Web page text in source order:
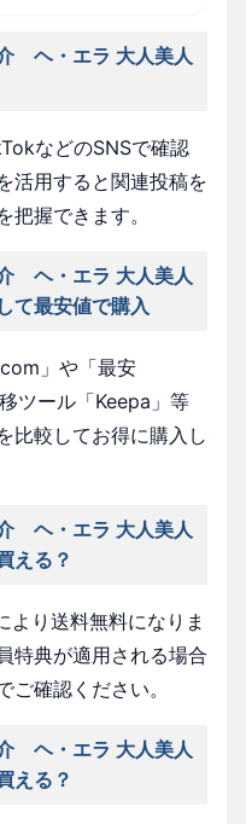
ヘ・エラ 大人美人
などのSNSで確認
活用すると関連投稿を
把握できます。
ヘ・エラ 大人美人
て最安値で購入
」や「最安
ツール「Keepa」等
比較してお得に購入し
ヘ・エラ 大人美人
える？
り送料無料になりま
特典が適用される場合
確認ください。
ヘ・エラ 大人美人
える？